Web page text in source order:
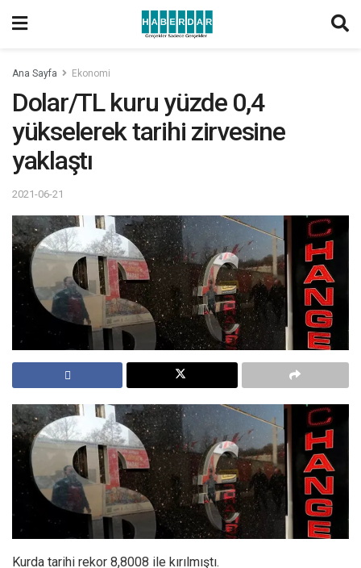
Ana Sayfa Ekonomi
Dolar/TL kuru yüzde 0,4
yükselerek tarihi zirvesine
yaklaştı
2021-06-21
Kurda tarihi rekor 8,8008 ile kırılmıştı.